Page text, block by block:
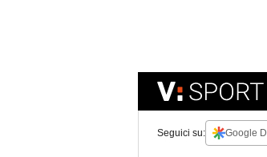
Seguici su: Google